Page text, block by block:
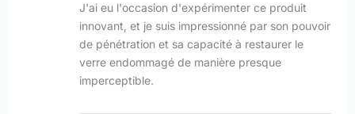
J'ai eu l'occasion d'expérimenter ce produit
innovant, et je suis impressionné par son pouvoir
de pénétration et sa capacité à restaurer le
verre endommagé de manière presque
imperceptible.